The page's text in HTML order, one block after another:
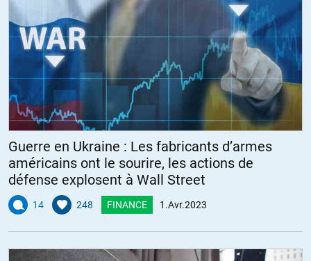
Guerre en Ukraine : Les fabricants d’armes
américains ont le sourire, les actions de
défense explosent à Wall Street
14 248 FINANCE 1.Avr.2023